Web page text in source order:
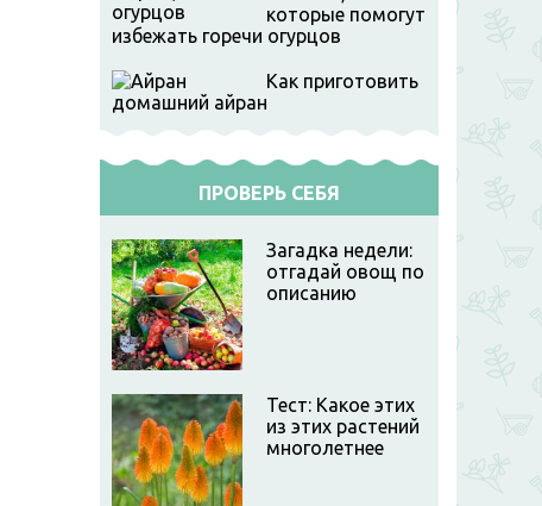
которые помогут
избежать горечи огурцов
Как приготовить
домашний айран
ПРОВЕРЬ СЕБЯ
Загадка недели:
отгадай овощ по
описанию
Тест: Какое этих
из этих растений
многолетнее